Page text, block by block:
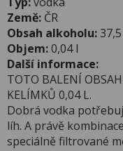
Země: ČR
Obsah alkoholu:
Objem:0,04 l
Další informace:
TOTO BALENÍ
KELÍMKŮ 0,04 L.
Dobrá vodka
líh. A právě
speciálně filtrované